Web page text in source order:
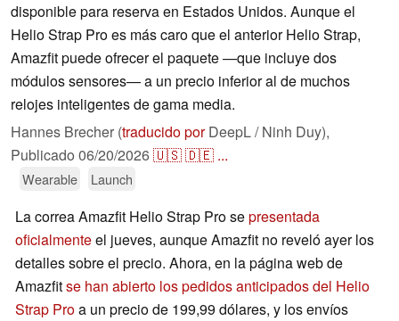
disponible para reserva en Estados Unidos. Aunque el
Helio Strap Pro es más caro que el anterior Helio Strap,
Amazfit puede ofrecer el paquete —que incluye dos
módulos sensores— a un precio inferior al de muchos
relojes inteligentes de gama media.
Hannes Brecher (traducido porDeepL / Ninh Duy),
Publicado 06/20/2026🇺🇸🇩🇪 ...
Wearable Launch
La correa Amazfit Helio Strap Pro sepresentada
oficialmenteel jueves, aunque Amazfit no reveló ayer los
detalles sobre el precio. Ahora, en la página web de
Amazfitse han abierto los pedidos anticipados del Helio
Strap Proa un precio de 199,99 dólares, y los envíos